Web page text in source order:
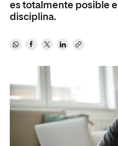
es totalmente posible
disciplina.